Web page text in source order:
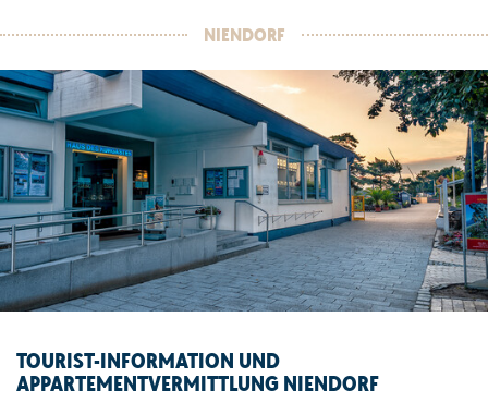
NIENDORF
TOURIST-INFORMATION UND
APPARTEMENTVERMITTLUNG NIENDORF